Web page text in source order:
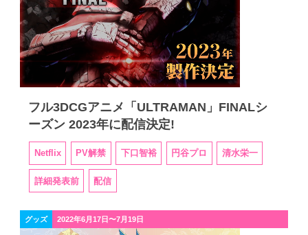
フル3DCGアニメ「ULTRAMAN」FINALシ
ーズン 2023年に配信決定!
Netflix PV解禁 下口智裕 円谷プロ 清水栄一
詳細発表前 配信
グッズ 2022年6月17日〜7月19日